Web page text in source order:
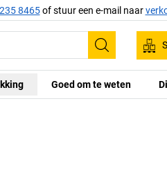
8465of stuur een e-mail naar
Zoeken
Goed om te weten